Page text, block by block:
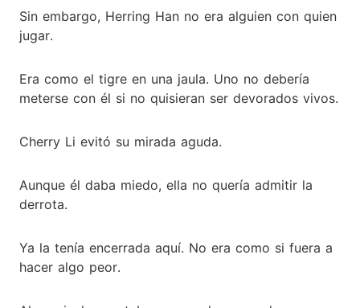
Sin embargo, Herring Han no era alguien con quien
jugar.
Era como el tigre en una jaula. Uno no debería
meterse con él si no quisieran ser devorados vivos.
Cherry Li evitó su mirada aguda.
Aunque él daba miedo, ella no quería admitir la
derrota.
Ya la tenía encerrada aquí. No era como si fuera a
hacer algo peor.